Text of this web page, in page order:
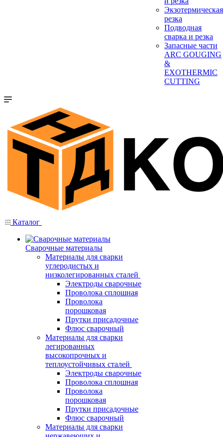
Экзотермическая
резка
Подводная
сварка и резка
Запасные части
ARC GOUGING
&
EXOTHERMIC
CUTTING
Каталог
Сварочные материалы
Материалы для сварки
углеродистых и
низколегированных сталей
Электроды сварочные
Проволока сплошная
Проволока
порошковая
Прутки присадочные
Флюс сварочный
Материалы для сварки
легированных
высокопрочных и
теплоустойчивых сталей
Электроды сварочные
Проволока сплошная
Проволока
порошковая
Прутки присадочные
Флюс сварочный
Материалы для сварки